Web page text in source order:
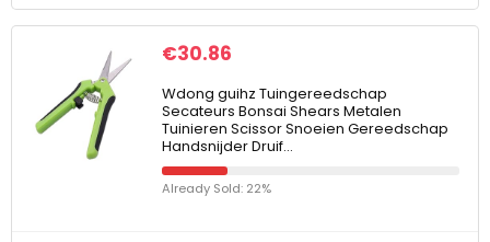
€30.86
Wdong guihz Tuingereedschap
Secateurs Bonsai Shears Metalen
Tuinieren Scissor Snoeien Gereedschap
Handsnijder Druif…
Already Sold: 22%